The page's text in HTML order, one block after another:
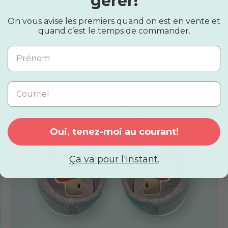
acheté avec ce
On vous avise les premiers quand on est en vente et
quand c’est le temps de commander.
Oui, tenez-moi au courant!
Ça va pour l'instant.